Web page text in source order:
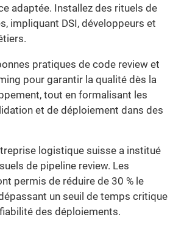
adaptée. Installez des rituels de
impliquant DSI, développeurs et
pratiques de code review et
pour garantir la qualité dès la
tout en formalisant les
et de déploiement dans des
logistique suisse a institué
de pipeline review. Les
permis de réduire de 30 % le
un seuil de temps critique
des déploiements.